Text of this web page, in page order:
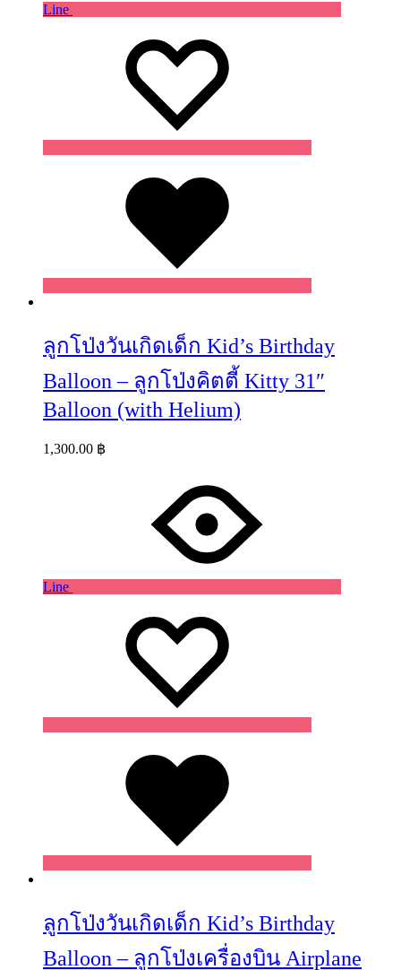
Line
ลูกโป่งวันเกิดเด็ก Kid’s Birthday
Balloon – ลูกโป่งคิตตี้ Kitty 31″
Balloon (with Helium)
1,300.00 ฿
Line
ลูกโป่งวันเกิดเด็ก Kid’s Birthday
Balloon – ลูกโป่งเครื่องบิน Airplane